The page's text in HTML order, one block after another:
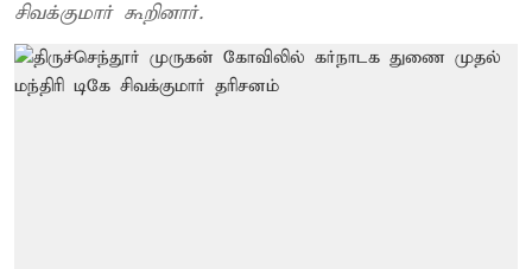
சிவக்குமார் கூறினார்.